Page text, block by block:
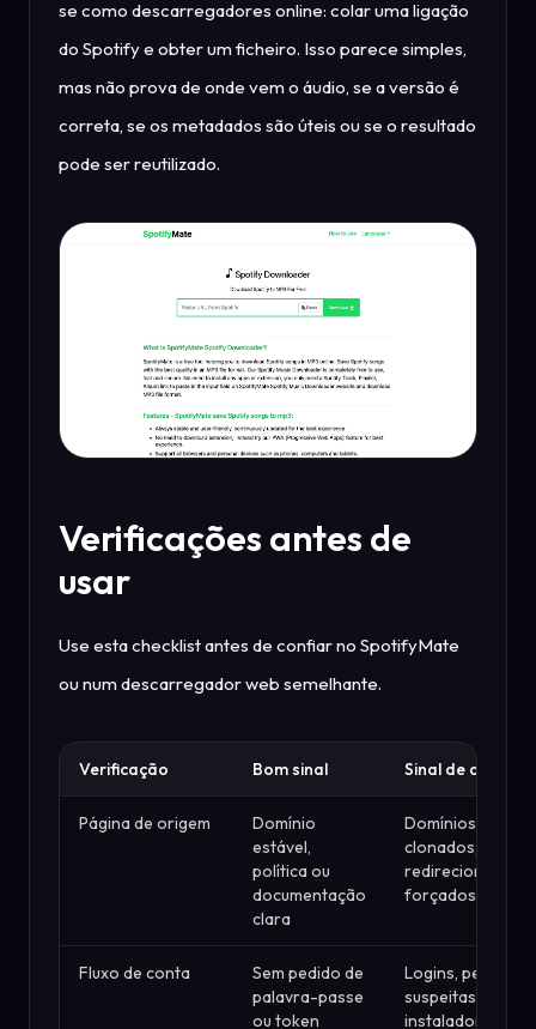
se como descarregadores online: colar uma ligação
do Spotify e obter um ficheiro. Isso parece simples,
mas não prova de onde vem o áudio, se a versão é
correta, se os metadados são úteis ou se o resultado
pode ser reutilizado.
Verificações antes de
usar
Use esta checklist antes de confiar no SpotifyMate
ou num descarregador web semelhante.
Verificação Bom sinal Sinal de alerta
Página de origem
Domínio
estável,
política ou
documentação
clara
Domínios
clonados,
forçados
Fluxo de conta
Sem pedido de
palavra-passe
ou token
Logins,
suspeitas,
instaladores